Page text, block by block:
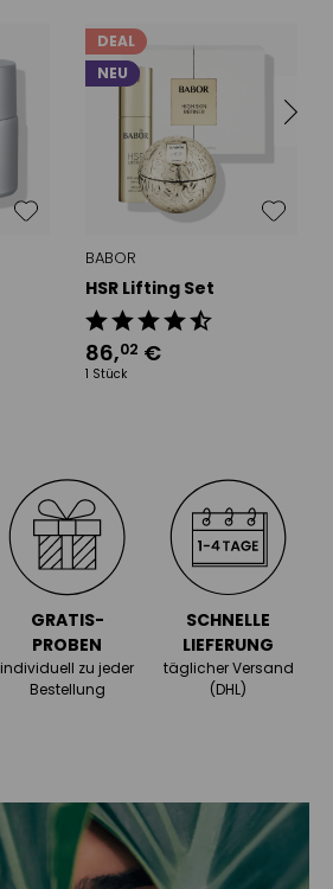
DEAL
NEU
BABOR
HSR Lifting Set
86,02 €
1 Stück
GRATIS-
PROBEN
individuell zu jeder
Bestellung
SCHNELLE
LIEFERUNG
täglicher Versand
(DHL)